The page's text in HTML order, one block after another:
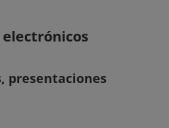
presentaciones